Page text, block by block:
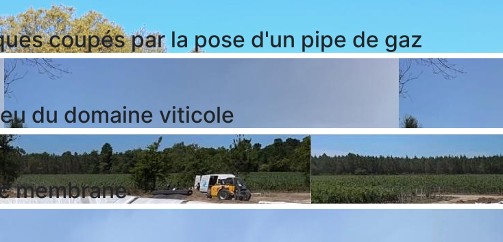
coupés par la pose d'un pipe de gaz
du domaine viticole
membrane